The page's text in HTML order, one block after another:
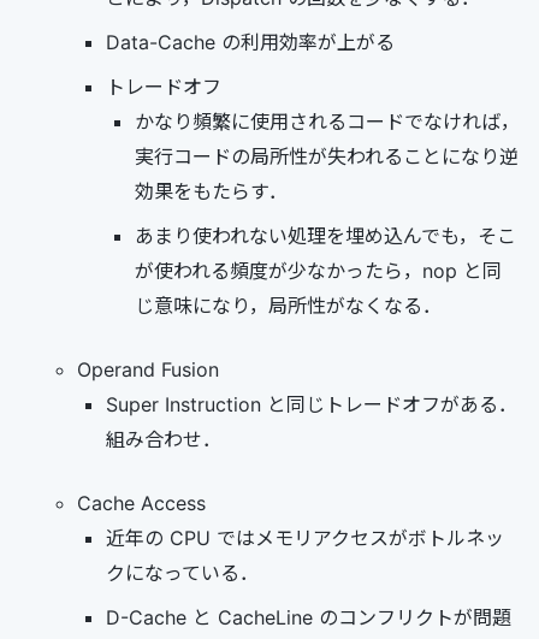
Data-Cache の利用効率が上がる
トレードオフ
かなり頻繁に使用されるコードでなければ，
実行コードの局所性が失われることになり逆
効果をもたらす．
あまり使われない処理を埋め込んでも，そこ
が使われる頻度が少なかったら，nop と同
じ意味になり，局所性がなくなる．
Operand Fusion
Super Instruction と同じトレードオフがある．
組み合わせ．
Cache Access
近年の CPU ではメモリアクセスがボトルネッ
クになっている．
D-Cache と CacheLine のコンフリクトが問題